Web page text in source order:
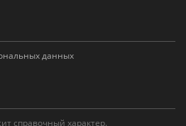
данных
справочный характер.